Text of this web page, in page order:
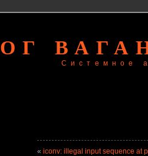
Системное
« iconv: illegal input sequence at